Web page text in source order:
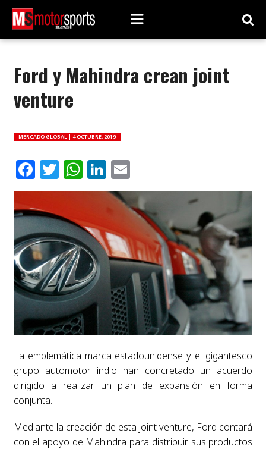
Ford y Mahindra crean joint
venture
MERCADO GLOBAL | 4 OCTUBRE, 2019
Facebook
Twitter
WhatsApp
LinkedIn
Email
La emblemática marca estadounidense y el gigantesco
grupo automotor indio han concretado un acuerdo
dirigido a realizar un plan de expansión en forma
conjunta.
Mediante la creación de esta joint venture, Ford contará
con el apoyo de Mahindra para distribuir sus productos